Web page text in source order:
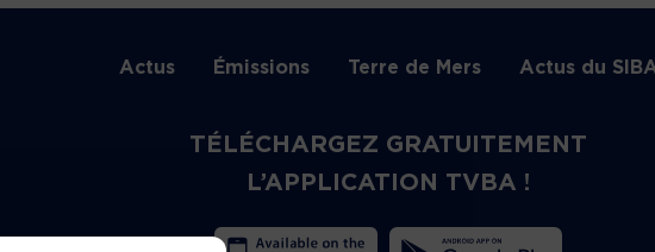
Actus Émissions Terre de Mers Actus du
TÉLÉCHARGEZ GRATUITEMENT
L’APPLICATION TVBA !